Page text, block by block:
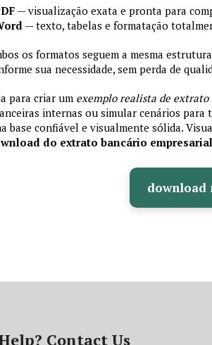
— visualização exata e pronta para
— texto, tabelas e formatação
os formatos seguem a mesma
sua necessidade, sem perda de
para criar um exemplo realista de
internas ou simular cenários para
base confiável e visualmente sólida.
do extrato bancário empresarial
download
Contact Us